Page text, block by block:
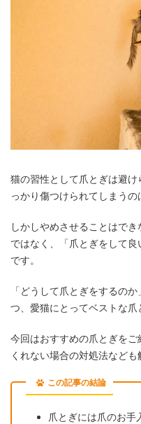
猫の習性として爪とぎは避
っかり傷つけられてしまうの
しかしやめさせることはで
ではなく、「爪とぎをして
です。
「どうして爪とぎをするの
つ、愛猫にとってベストな爪
今回はおすすめの爪とぎを
くれない場合の対処法なども
この記事の結論
爪とぎには爪のお手